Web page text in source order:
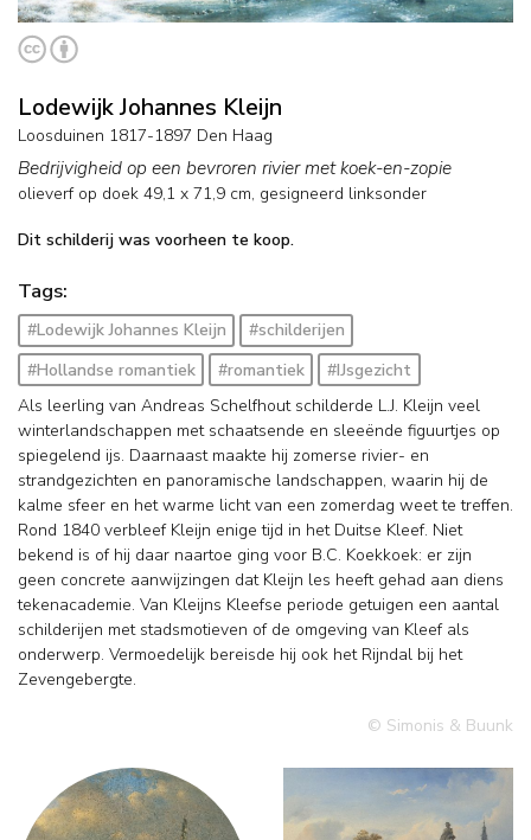
Lodewijk Johannes Kleijn
Loosduinen 1817-1897 Den Haag
Bedrijvigheid op een bevroren rivier met koek-en-zopie
olieverf op doek 49,1 x 71,9 cm, gesigneerd linksonder
Dit schilderij was voorheen te koop.
Tags:
#Lodewijk Johannes Kleijn
#schilderijen
#Hollandse romantiek
#romantiek
#IJsgezicht
Als leerling van Andreas Schelfhout schilderde L.J. Kleijn veel
winterlandschappen met schaatsende en sleeënde figuurtjes op
spiegelend ijs. Daarnaast maakte hij zomerse rivier- en
strandgezichten en panoramische landschappen, waarin hij de
kalme sfeer en het warme licht van een zomerdag weet te treffen.
Rond 1840 verbleef Kleijn enige tijd in het Duitse Kleef. Niet
bekend is of hij daar naartoe ging voor B.C. Koekkoek: er zijn
geen concrete aanwijzingen dat Kleijn les heeft gehad aan diens
tekenacademie. Van Kleijns Kleefse periode getuigen een aantal
schilderijen met stadsmotieven of de omgeving van Kleef als
onderwerp. Vermoedelijk bereisde hij ook het Rijndal bij het
Zevengebergte.
© Simonis & Buunk